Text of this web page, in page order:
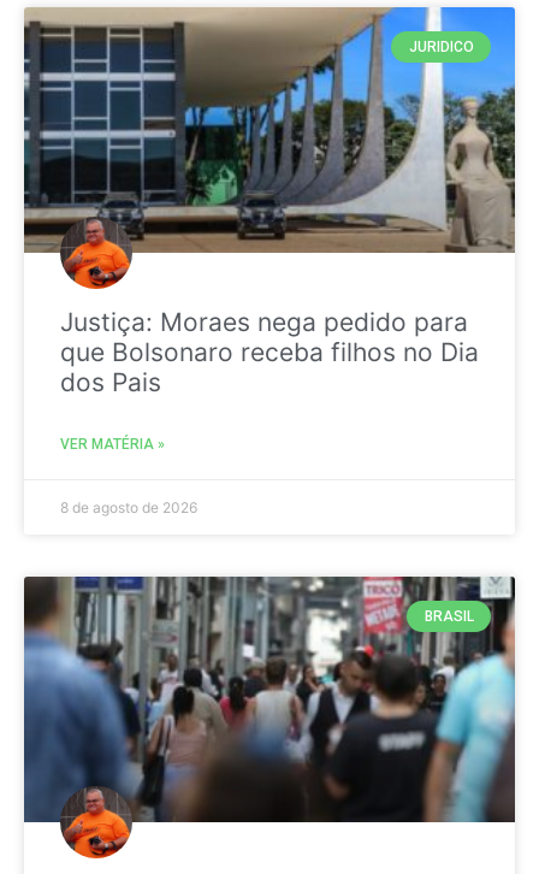
JURIDICO
Justiça: Moraes nega pedido para
que Bolsonaro receba filhos no Dia
dos Pais
VER MATÉRIA »
8 de agosto de 2026
BRASIL